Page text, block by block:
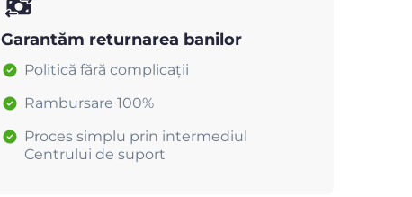
Garantăm returnarea banilor
Politică fără complicații
Rambursare 100%
Proces simplu prin intermediul
Centrului de suport